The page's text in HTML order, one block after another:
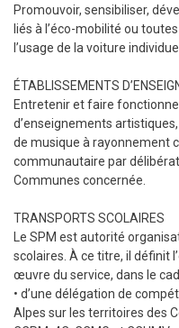
Promouvoir, sensibiliser,
liés à l’éco-mobilité ou
l’usage de la voiture
ÉTABLISSEMENTS
Entretenir et faire
d’enseignements
de musique à rayonnement
communautaire par
Communes concernée.
TRANSPORTS SCOLAIRES
Le SPM est autorité
scolaires. À ce titre, il définit
œuvre du service, dans le
• d’une délégation de
Alpes sur les territoires des